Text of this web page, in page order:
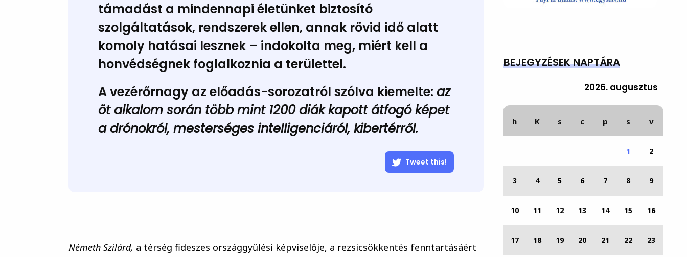
támadást a mindennapi életünket biztosító
szolgáltatások, rendszerek ellen, annak rövid idő alatt
komoly hatásai lesznek – indokolta meg, miért kell a
honvédségnek foglalkoznia a területtel.
A vezérőrnagy az előadás-sorozatról szólva kiemelte: az
öt alkalom során több mint 1200 diák kapott átfogó képet
a drónokról, mesterséges intelligenciáról, kibertérről.
Tweet this!
Németh Szilárd, a térség fideszes országgyűlési képviselője, a rezsicsökkentés fenntartásáért
BEJEGYZÉSEK NAPTÁRA
2026. augusztus
h K s c p s v
1 2
3 4 5 6 7 8 9
10 11 12 13 14 15 16
17 18 19 20 21 22 23